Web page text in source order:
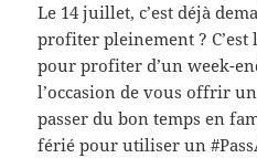
Le 14 juillet, c’est déjà
profiter pleinement ? C’est
pour profiter d’un week-
l’occasion de vous offrir
passer du bon temps en
férié pour utiliser un